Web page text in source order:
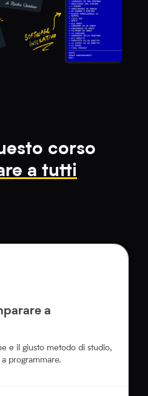
corso
a tutti
a
e il giusto metodo di studio,
programmare.